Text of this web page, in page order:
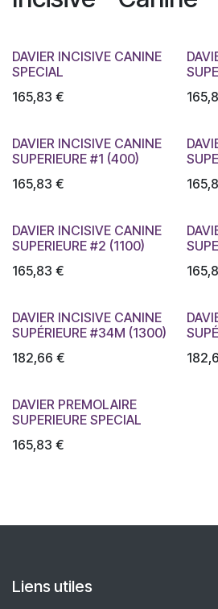
DAVIER INCISIVE CANINE
SPECIAL
165,83 €
DAVIER INCISIVE CANINE
SUPERIEURE #1 (400)
165,83 €
DAVIER INCISIVE CANINE
SUPERIEURE #2 (1100)
165,83 €
DAVIER INCISIVE CANINE
SUPÉRIEURE #34M (1300)
182,66 €
DAVIER PREMOLAIRE
SUPERIEURE SPECIAL
165,83 €
Liens utiles